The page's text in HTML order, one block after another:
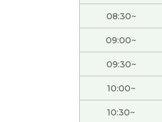
謝謝 希言老師😊
还是我们有时候去
学习的话知道新的
非常感谢您如此耐心
08:30~
09:00~
09:30~
10:00~
10:30~